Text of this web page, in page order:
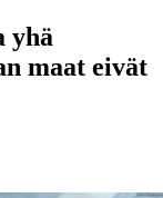
yhä
maat eivät